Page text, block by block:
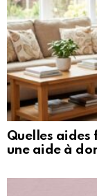
Quelles
une aide à